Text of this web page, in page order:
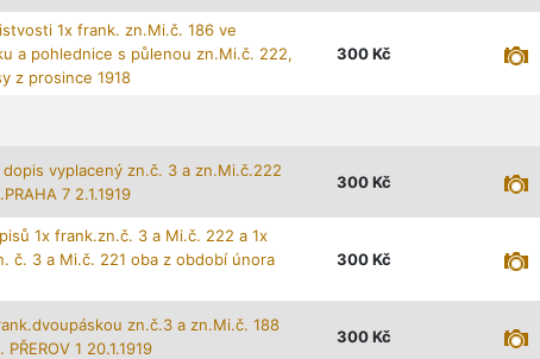
1x frank. zn.Mi.č. 186 ve
a pohlednice s půlenou zn.Mi.č. 222,
z prosince 1918
300 Kč
dopis vyplacený zn.č. 3 a zn.Mi.č.222
7 2.1.1919
300 Kč
1x frank.zn.č. 3 a Mi.č. 222 a 1x
č. 3 a Mi.č. 221 oba z období února
300 Kč
zn.č.3 a zn.Mi.č. 188
1 20.1.1919
300 Kč